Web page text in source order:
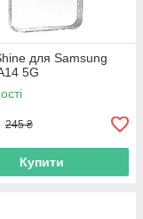
для Samsung
5G
245 ₴
Купити